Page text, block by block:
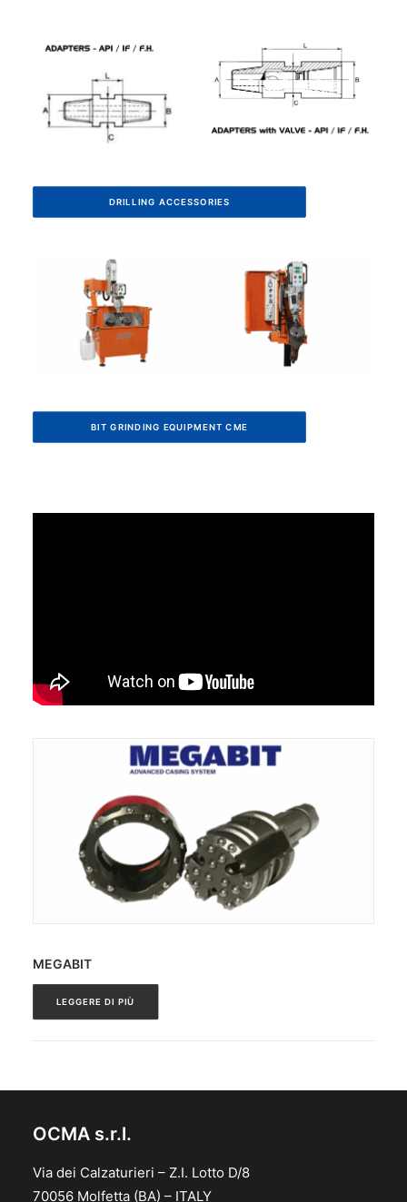
DRILLING ACCESSORIES
BIT GRINDING EQUIPMENT CME
MEGABIT
LEGGERE DI PIÙ
OCMA s.r.l.
Via dei Calzaturieri – Z.I. Lotto D/8
70056 Molfetta (BA) – ITALY